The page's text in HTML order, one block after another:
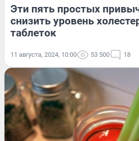
Эти пять простых
снизить уровень
таблеток
11 августа, 2024, 10:00 53 500 18